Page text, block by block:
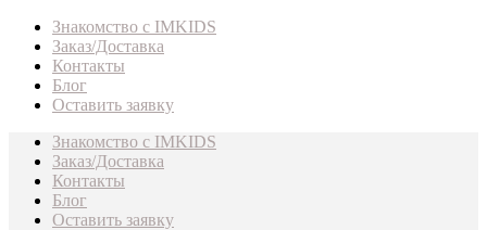
Знакомство с IMKIDS
Заказ/Доставка
Контакты
Блог
Оставить заявку
Знакомство с IMKIDS
Заказ/Доставка
Контакты
Блог
Оставить заявку